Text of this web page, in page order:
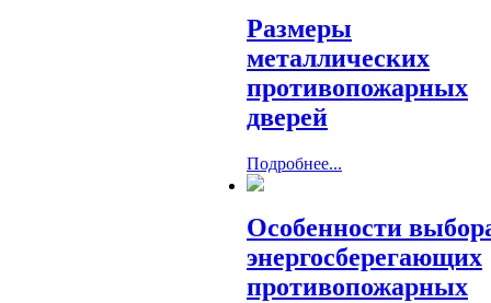
Размеры
металлических
противопожарных
дверей
Подробнее...
Особенности
энергосберегающих
противопожарных